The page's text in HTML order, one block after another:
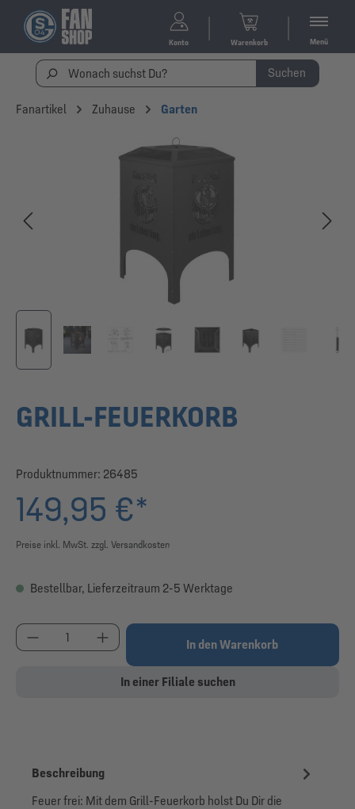
Konto Warenkorb Menü
Suchen
Fanartikel Zuhause Garten
GRILL-FEUERKORB
Produktnummer: 26485
149,95 €*
Preise inkl. MwSt. zzgl. Versandkosten
Bestellbar, Lieferzeitraum 2-5 Werktage
Produkt Anzahl: Gib den gewünschten Wert ein
In den Warenkorb
In einer Filiale suchen
Beschreibung
Feuer frei: Mit dem Grill-Feuerkorb holst Du Dir die